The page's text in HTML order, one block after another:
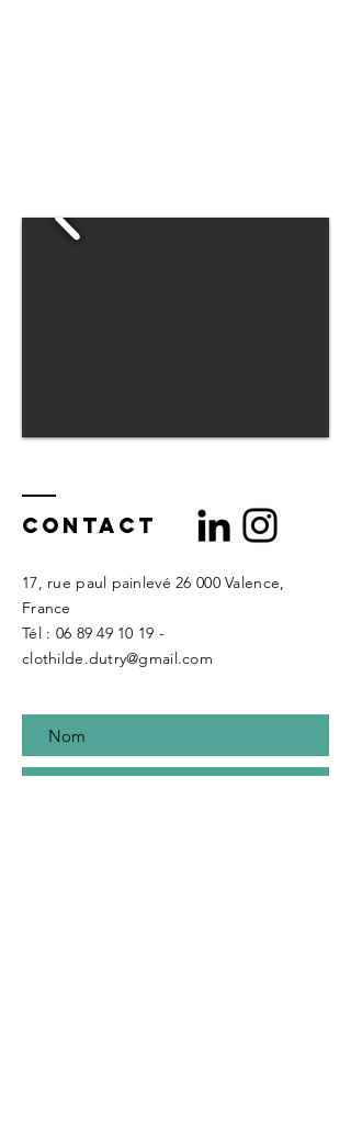
Contact
17, rue paul painlevé26 000 Valence,
France
​​Tél : 06 89 49 10 19 -
clothilde.dutry@gmail.com